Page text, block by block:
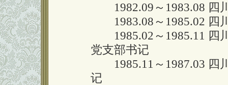
1982.09～1983.08 四
1983.08～1985.02 四
1985.02～1985.11 四
党支部书记
1985.11～1987.03 四
记